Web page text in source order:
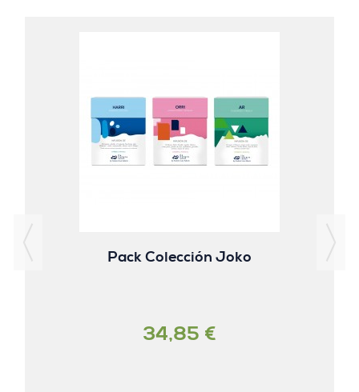
Pack Colección Joko
34,85 €